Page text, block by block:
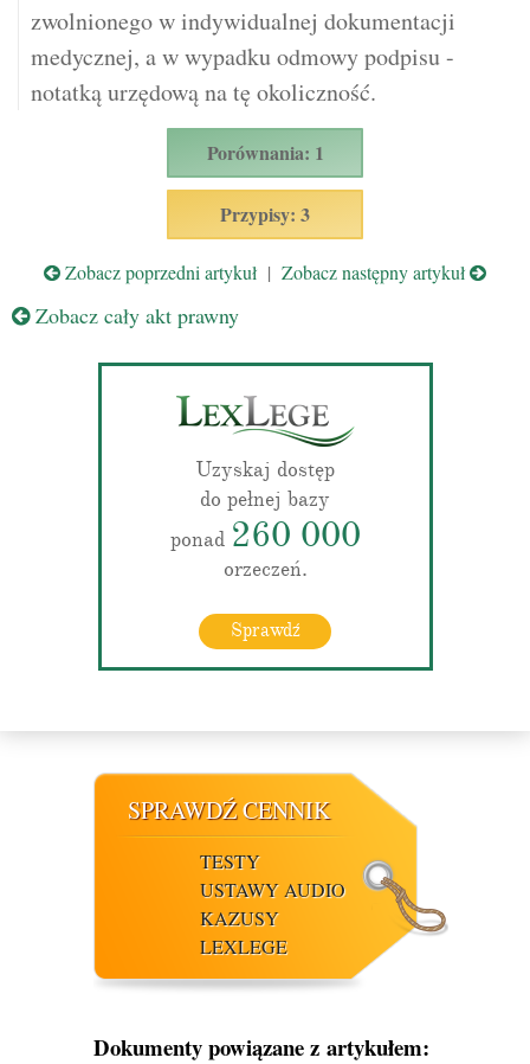
zwolnionego w indywidualnej dokumentacji
medycznej, a w wypadku odmowy podpisu -
notatką urzędową na tę okoliczność.
Porównania: 1
Przypisy: 3
Zobacz poprzedni artykuł | Zobacz następny artykuł
Zobacz cały akt prawny
Uzyskaj dostęp
do pełnej bazy
ponad 260 000
orzeczeń.
Sprawdź
SPRAWDŹ CENNIK
TESTY
USTAWY AUDIO
KAZUSY
LEXLEGE
Dokumenty powiązane z artykułem: